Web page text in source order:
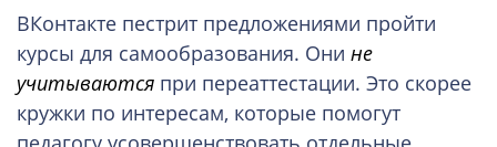
ВКонтакте пестрит предложениями пройти
курсы для самообразования. Они не
учитываются при переаттестации. Это скорее
кружки по интересам, которые помогут